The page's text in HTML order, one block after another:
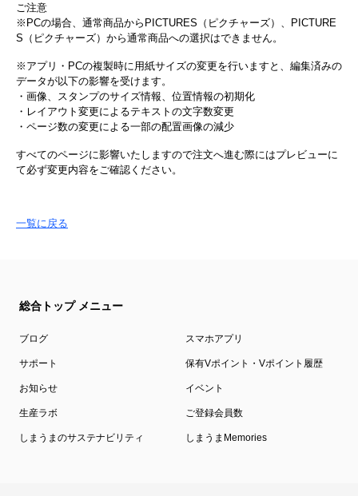
ご注意
※PCの場合、通常商品からPICTURES（ピクチャーズ）、PICTURE
S（ピクチャーズ）から通常商品への選択はできません。
※アプリ・PCの複製時に​用紙サイズの​変更を​行いますと、​編集済みの​
データが​以下の​影響を​受けます。​
・画像、​スタンプの​サイズ情報、​位置情報の​初期化
・レイアウト変更に​よる​テキストの​文字数変更
・ページ数の​変更に​よる​一部の​配置画像の​減少
すべての​ページに​影響いたしますので​注文へ​進む際には​プレビューに
て​必ず​変更内容を​ご確認ください。​
一覧に戻る
総合トップ メニュー
ブログ スマホアプリ
サポート 保有Vポイント・Vポイント履歴
お知らせ イベント
生産ラボ ご登録会員数
しまうまのサステナビリティ しまうまMemories